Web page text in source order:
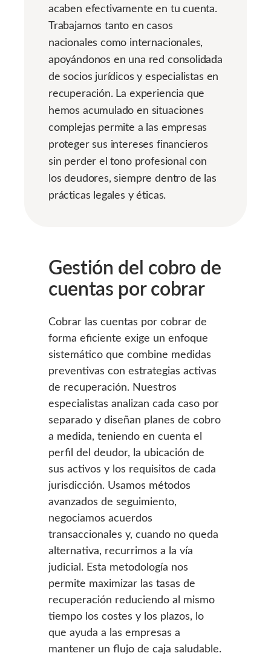
acaben efectivamente en tu cuenta.
Trabajamos tanto en casos
nacionales como internacionales,
apoyándonos en una red consolidada
de socios jurídicos y especialistas en
recuperación. La experiencia que
hemos acumulado en situaciones
complejas permite a las empresas
proteger sus intereses financieros
sin perder el tono profesional con
los deudores, siempre dentro de las
prácticas legales y éticas.
Gestión del cobro de
cuentas por cobrar
Cobrar las cuentas por cobrar de
forma eficiente exige un enfoque
sistemático que combine medidas
preventivas con estrategias activas
de recuperación. Nuestros
especialistas analizan cada caso por
separado y diseñan planes de cobro
a medida, teniendo en cuenta el
perfil del deudor, la ubicación de
sus activos y los requisitos de cada
jurisdicción. Usamos métodos
avanzados de seguimiento,
negociamos acuerdos
transaccionales y, cuando no queda
alternativa, recurrimos a la vía
judicial. Esta metodología nos
permite maximizar las tasas de
recuperación reduciendo al mismo
tiempo los costes y los plazos, lo
que ayuda a las empresas a
mantener un flujo de caja saludable.